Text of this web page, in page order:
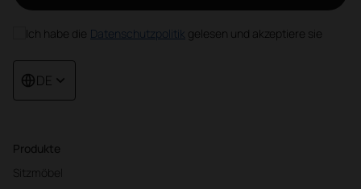
Produkte
Sitzmöbel
Ich habe die Datenschutzpolitik gelesen und akzeptiere sie
DE